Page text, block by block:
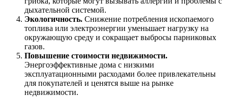
дыхательной системой.
Экологичность. Снижение потребления ископаемого
топлива или электроэнергии уменьшает нагрузку на
окружающую среду и сокращает выбросы парниковых
газов.
Повышение стоимости недвижимости.
Энергоэффективные дома с низкими
эксплуатационными расходами более привлекательны
для покупателей и ценятся выше на рынке
недвижимости.